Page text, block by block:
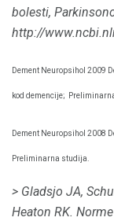
bolesti,
http://
Dement Neuropsihol 2009
kod demencije;
Dement Neuropsihol 2008
Preliminarna studija.
> Gladsjo JA,
Heaton RK.